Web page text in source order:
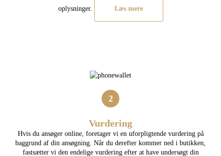
oplysninger. Læs mere
2
Vurdering
Hvis du ansøger online, foretager vi en uforpligtende vurdering på
baggrund af din ansøgning. Når du derefter kommer ned i butikken,
fastsætter vi den endelige vurdering efter at have undersøgt din